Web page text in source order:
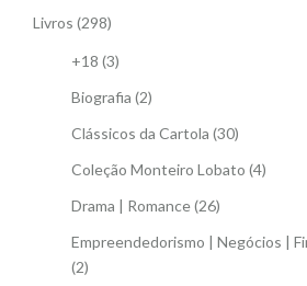
Livros (298)
+18 (3)
Biografia (2)
Clássicos da Cartola (30)
Coleção Monteiro Lobato (4)
Drama | Romance(26)
Empreendedorismo | Negócios |
(2)